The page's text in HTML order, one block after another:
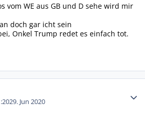
vom WE aus GB und D sehe wird mir
doch gar icht sein
Onkel Trump redet es einfach tot.
29. Jun 2020